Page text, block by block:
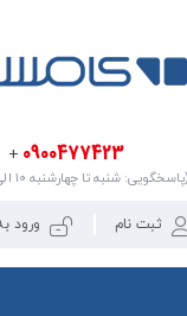
0900477423
+
(پاسخگویی: شنبه تا چهارشنبه ۱۰ الی ۱۷)
ثبت نام ورود